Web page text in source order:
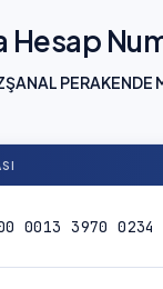
Hesap
PERAKENDE
0013 3970 0234